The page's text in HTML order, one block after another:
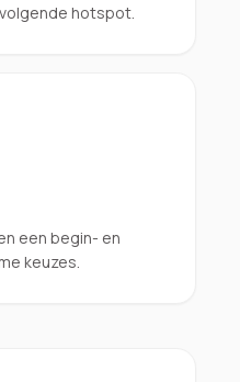
hotspot.
een begin- en
keuzes.